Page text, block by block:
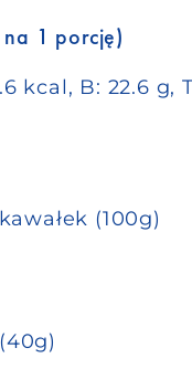
1 porcję)
kcal, B: 22.6 g,
(100g)